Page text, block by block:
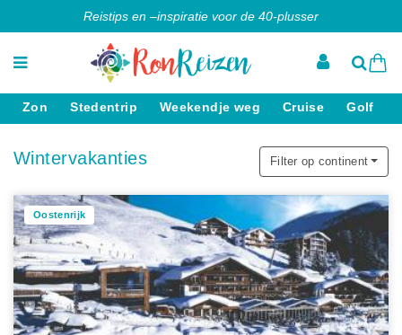
Reistips en –inspiratie voor de 40-plusser
Zon Stedentrip Weekendje weg Cruise Golf
Wintervakanties Filter op continent
Oostenrijk